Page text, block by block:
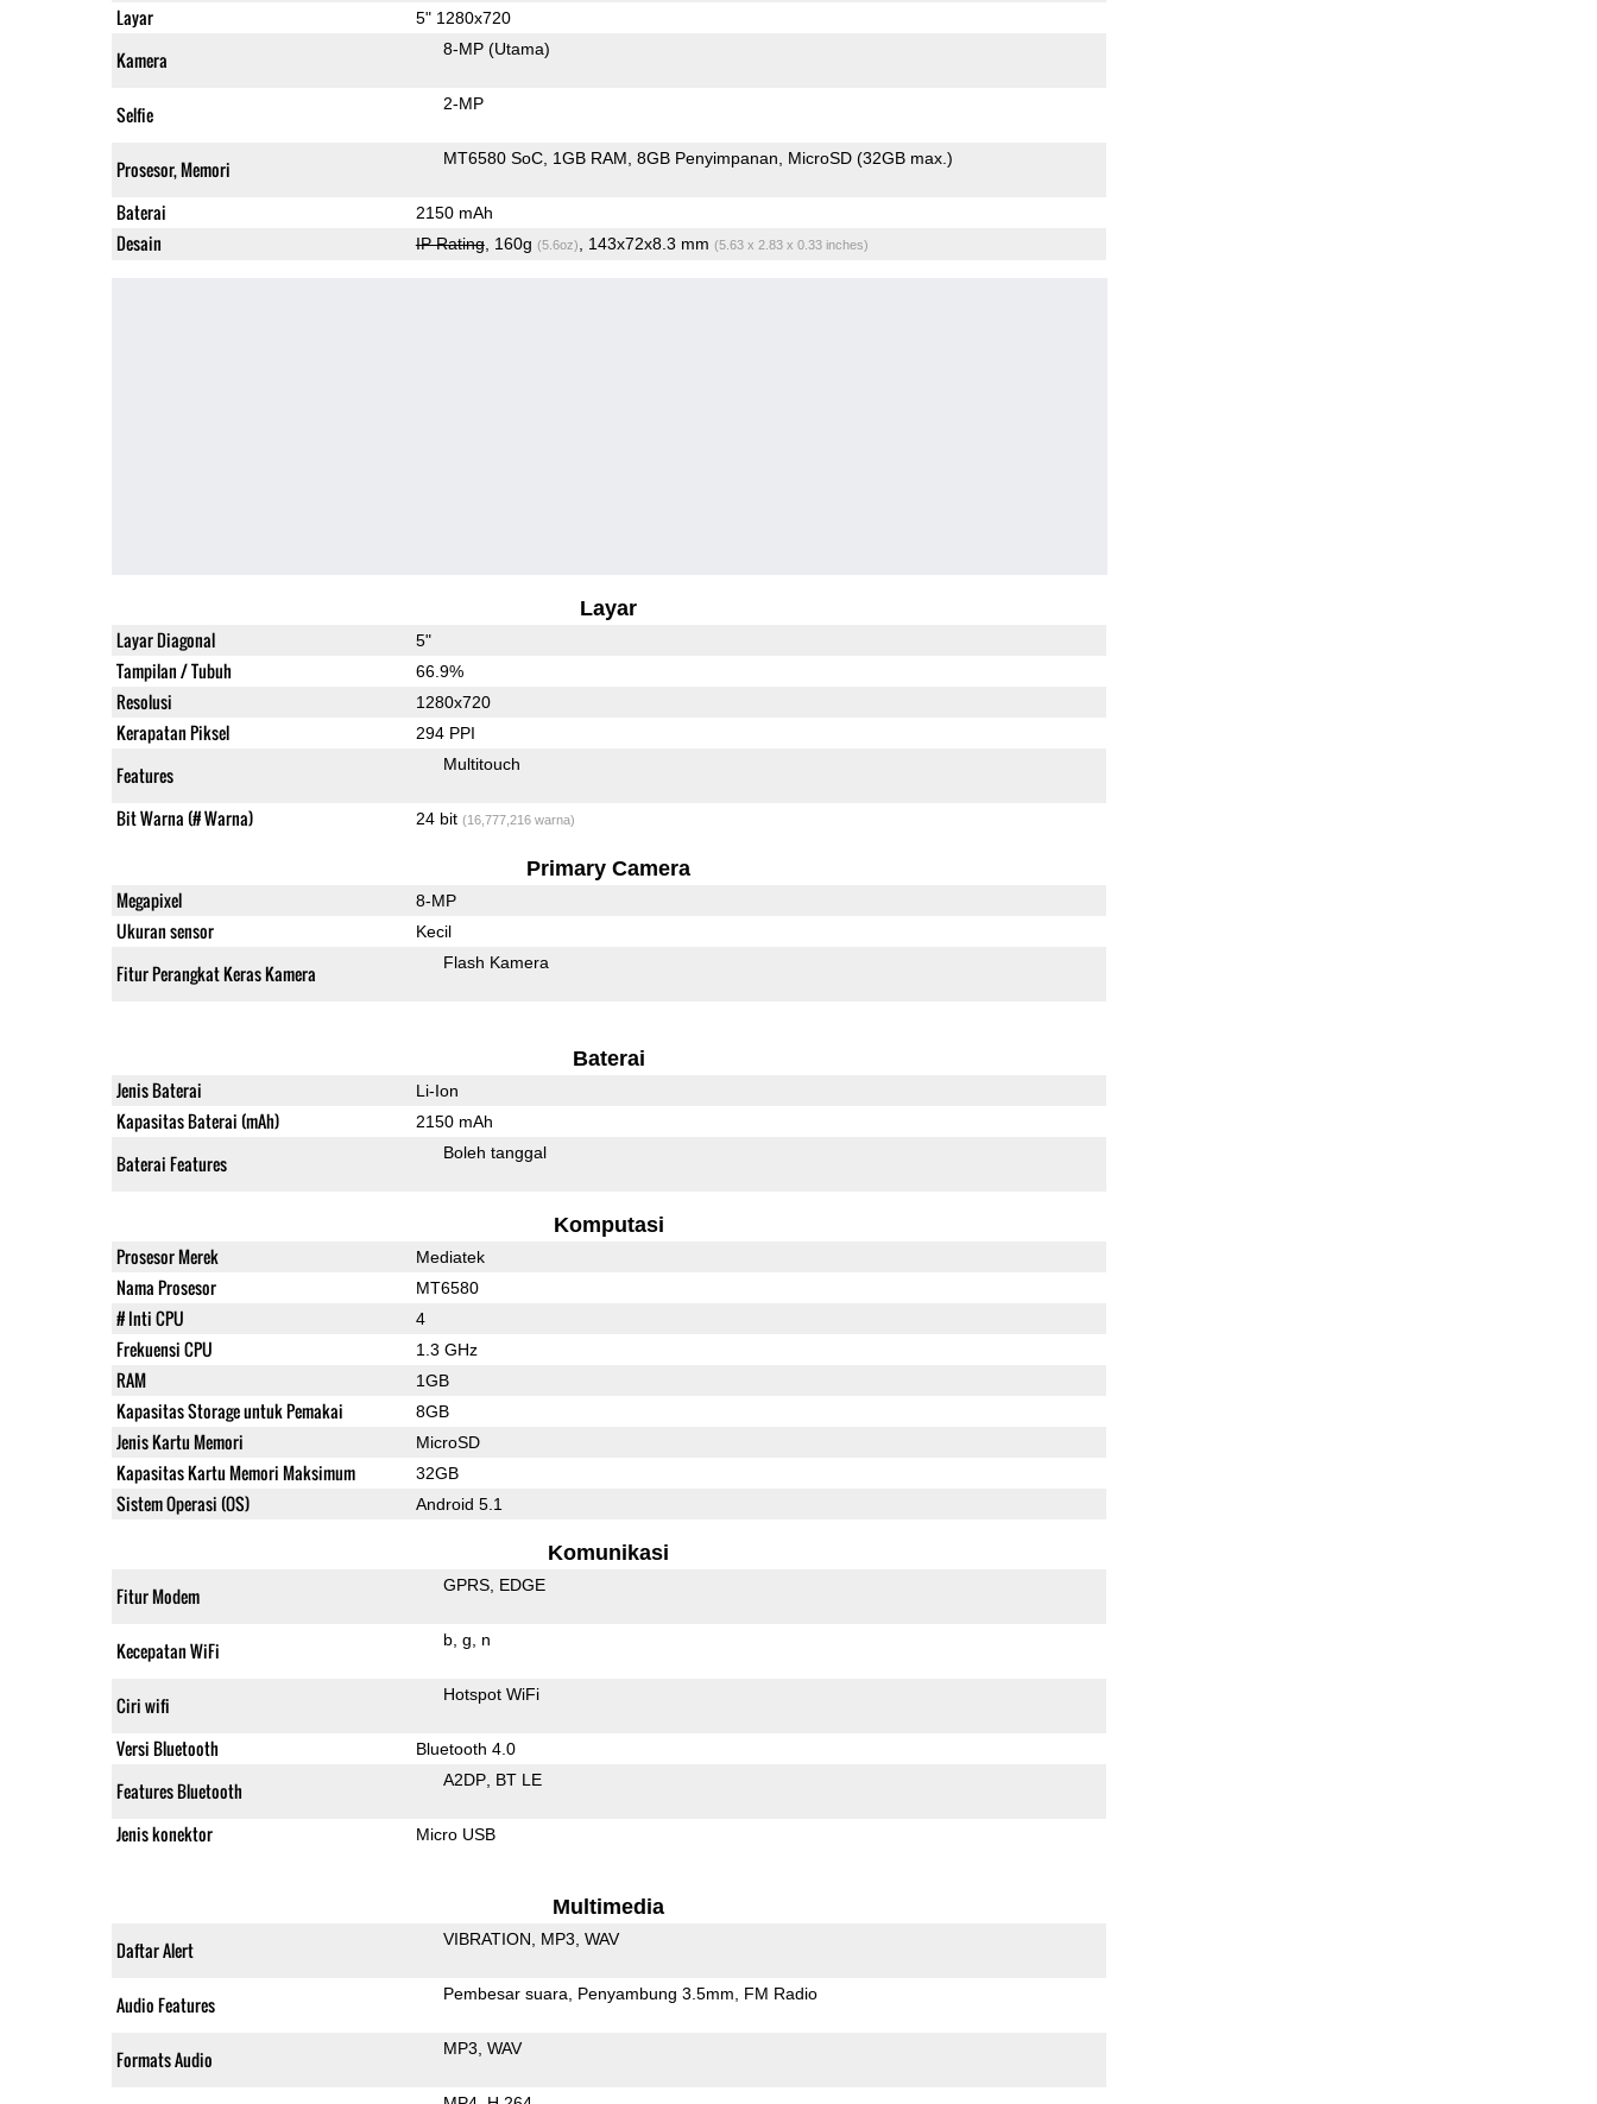
Layar 5" 1280x720
Kamera 8-MP (Utama)
Selfie 2-MP
Prosesor, Memori MT6580 SoC 1GB RAM 8GB Penyimpanan MicroSD (32GB max.)
Baterai 2150 mAh
Desain IP Rating, 160g (5.6oz) , 143x72x8.3 mm (5.63 x 2.83 x 0.33 inches)
Layar
Layar Diagonal 5"
Tampilan / Tubuh 66.9%
Resolusi 1280x720
Kerapatan Piksel 294 PPI
Features Multitouch
Bit Warna (# Warna) 24 bit (16,777,216 warna)
Primary Camera
Megapixel 8-MP
Ukuran sensor Kecil
Fitur Perangkat Keras Kamera Flash Kamera
Baterai
Jenis Baterai Li-Ion
Kapasitas Baterai (mAh) 2150 mAh
Baterai Features Boleh tanggal
Komputasi
Prosesor Merek Mediatek
Nama Prosesor MT6580
# Inti CPU 4
Frekuensi CPU 1.3 GHz
RAM 1GB
Kapasitas Storage untuk Pemakai 8GB
Jenis Kartu Memori MicroSD
Kapasitas Kartu Memori Maksimum 32GB
Sistem Operasi (OS) Android 5.1
Komunikasi
Fitur Modem GPRS EDGE
Kecepatan WiFi b g n
Ciri wifi Hotspot WiFi
Versi Bluetooth Bluetooth 4.0
Features Bluetooth A2DP BT LE
Jenis konektor Micro USB
Multimedia
Daftar Alert VIBRATION MP3 WAV
Audio Features Pembesar suara Penyambung 3.5mm FM Radio
Formats Audio MP3 WAV